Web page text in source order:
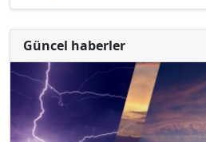
Güncel haberler